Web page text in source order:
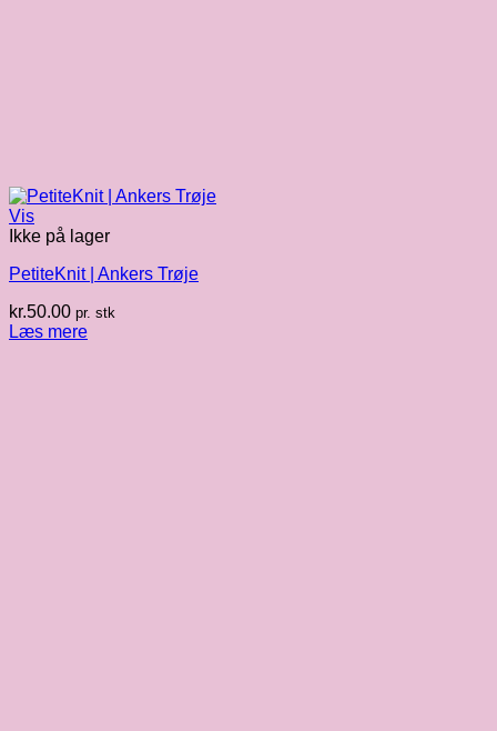
Vis
Ikke på lager
PetiteKnit | Ankers Trøje
kr.50.00 pr. stk
Læs mere